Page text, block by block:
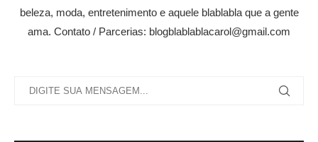
beleza, moda, entretenimento e aquele blablabla que a gente
ama. Contato / Parcerias: blogblablablacarol@gmail.com